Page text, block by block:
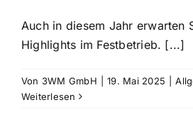
Auch in diesem Jahr erwarten
Highlights im Festbetrieb. [...]
Von 3WM GmbH 19. Mai 2025
Weiterlesen